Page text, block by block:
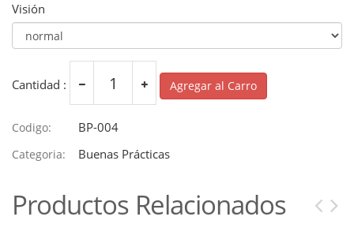
Visión
Cantidad : Agregar al Carro
Codigo: BP-004
Categoria: Buenas Prácticas
Productos Relacionados